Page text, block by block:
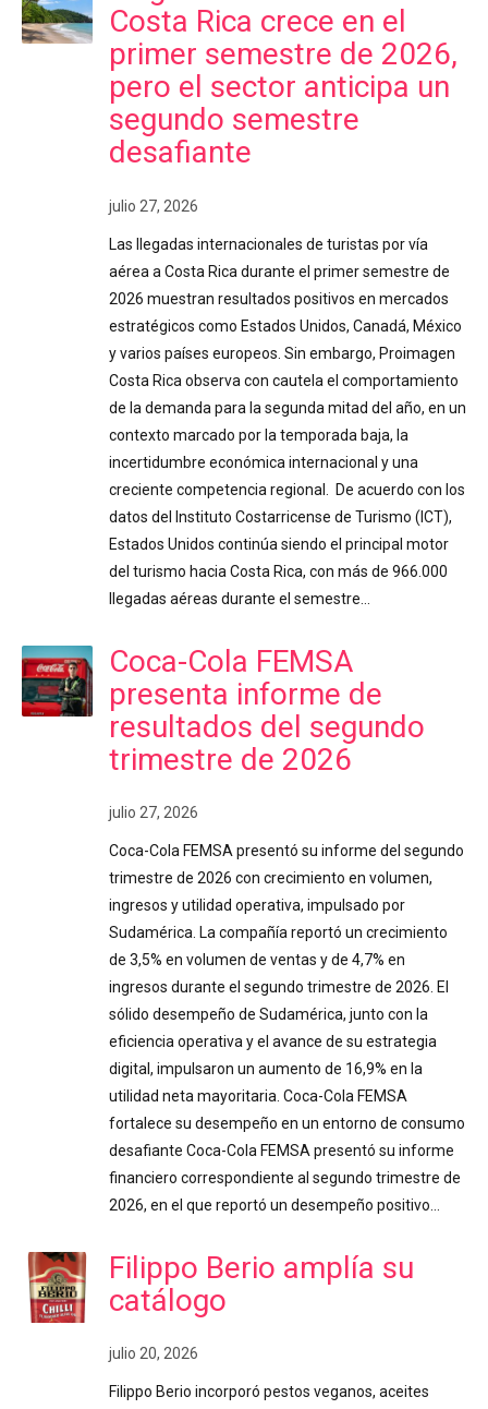
Costa Rica crece en el
primer semestre de 2026,
pero el sector anticipa un
segundo semestre
desafiante
julio 27, 2026
Las llegadas internacionales de turistas por vía
aérea a Costa Rica durante el primer semestre de
2026 muestran resultados positivos en mercados
estratégicos como Estados Unidos, Canadá, México
y varios países europeos. Sin embargo, Proimagen
Costa Rica observa con cautela el comportamiento
de la demanda para la segunda mitad del año, en un
contexto marcado por la temporada baja, la
incertidumbre económica internacional y una
creciente competencia regional. De acuerdo con los
datos del Instituto Costarricense de Turismo (ICT),
Estados Unidos continúa siendo el principal motor
del turismo hacia Costa Rica, con más de 966.000
llegadas aéreas durante el semestre…
Coca-Cola FEMSA
presenta informe de
resultados del segundo
trimestre de 2026
julio 27, 2026
Coca-Cola FEMSA presentó su informe del segundo
trimestre de 2026 con crecimiento en volumen,
ingresos y utilidad operativa, impulsado por
Sudamérica. La compañía reportó un crecimiento
de 3,5% en volumen de ventas y de 4,7% en
ingresos durante el segundo trimestre de 2026. El
sólido desempeño de Sudamérica, junto con la
eficiencia operativa y el avance de su estrategia
digital, impulsaron un aumento de 16,9% en la
utilidad neta mayoritaria. Coca-Cola FEMSA
fortalece su desempeño en un entorno de consumo
desafiante Coca-Cola FEMSA presentó su informe
financiero correspondiente al segundo trimestre de
2026, en el que reportó un desempeño positivo…
Filippo Berio amplía su
catálogo
julio 20, 2026
Filippo Berio incorporó pestos veganos, aceites